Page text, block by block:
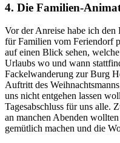
4. Die Familien-
Vor der Anreise habe ich
für Familien vom Feriendorf
auf einen Blick sehen,
Urlaubs wo und wann
Fackelwanderung zur Burg
Auftritt des
uns nicht entgehen lassen
Tagesabschluss für uns alle.
an manchen Abenden
gemütlich machen und die